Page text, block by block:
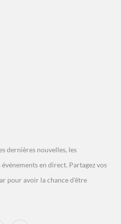
dernières nouvelles, les
en direct. Partagez vos
pour avoir la chance d'être